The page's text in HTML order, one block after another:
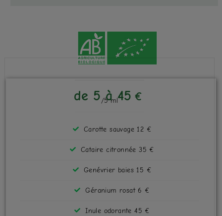
de 5 à 45 €
/5 ml
Carotte sauvage 12 €
Cataire citronnée 35 €
Genévrier baies 15 €
Géranium rosat 6 €
Inule odorante 45 €